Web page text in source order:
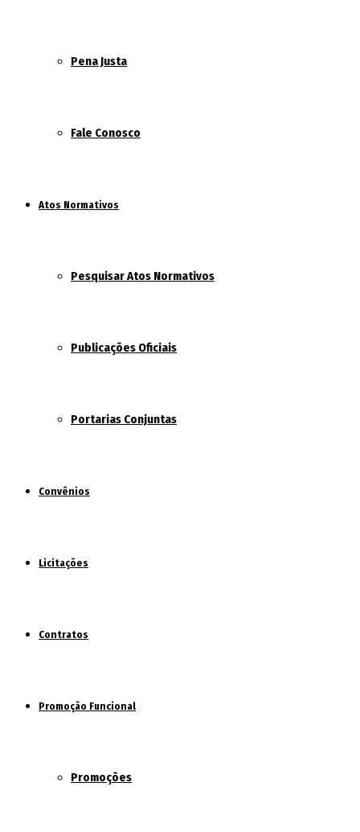
Pena Justa
Fale Conosco
Atos Normativos
Pesquisar Atos Normativos
Publicações Oficiais
Portarias Conjuntas
Convênios
Licitações
Contratos
Promoção Funcional
Promoções